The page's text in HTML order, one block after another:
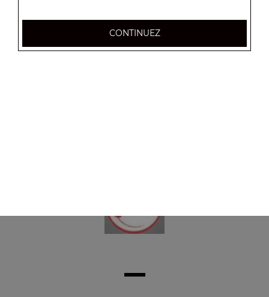
CONTINUEZ